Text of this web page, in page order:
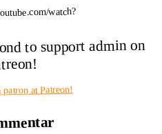
watch?
to support admin on